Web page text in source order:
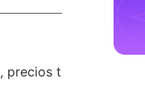
, precios t